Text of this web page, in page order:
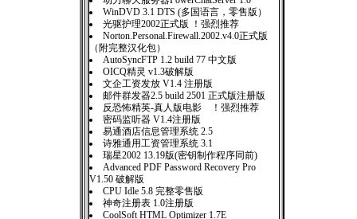
WinDVD 3.1 DTS (多国语言，零售版）
光驱护理2002正式版 ！强烈推荐
Norton.Personal.Firewall.2002.v4.0正式版
（附完整汉化包）
AutoSyncFTP 1.2 build 77 中文版
OICQ精灵 v1.3破解版
文企工资发放 V1.4 注册版
邮件群发器2.5 build 2501 正式版注册版
反恐怖精英-真人版电影 ！强烈推荐
密码监听器 V1.4注册版
易通酒店信息管理系统 2.5
诗雅通用工资管理系统 3.1
瑞星2002 13.19版(密钥制作程序同前)
Advanced PDF Password Recovery Pro
V1.50 破解版
CPU Idle 5.8 完整零售版
神奇注册表 1.0注册版
CoolSoft HTML Optimizer 1.7E